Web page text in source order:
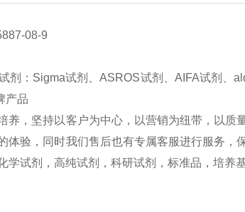
08-9
：Sigma试剂、ASROS试剂、AIFA试剂、
产品
养，坚持以客户为中心，以营销为纽带，以
体验，同时我们售后也有专属客服进行服务，
学试剂，高纯试剂，科研试剂，标准品，培